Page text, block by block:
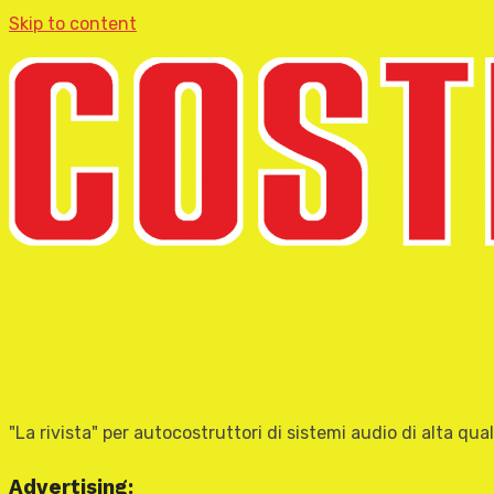
Skip to content
"La rivista" per autocostruttori di sistemi audio di alta
Advertising: